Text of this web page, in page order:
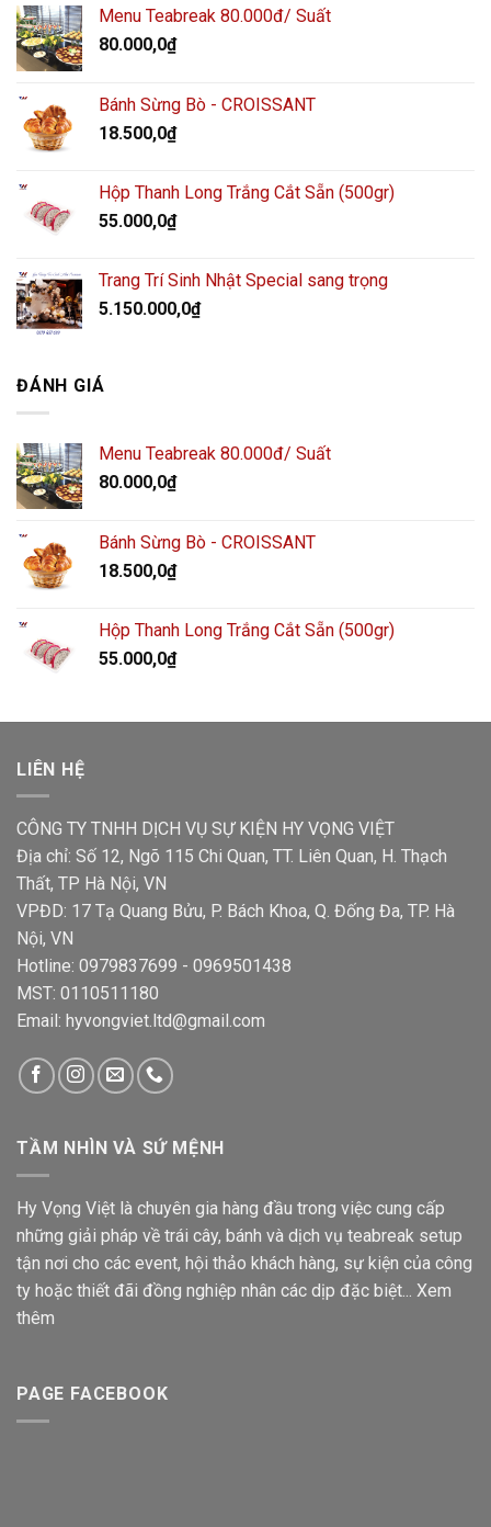
Menu Teabreak 80.000đ/ Suất
80.000,0₫
Bánh Sừng Bò - CROISSANT
18.500,0₫
Hộp Thanh Long Trắng Cắt Sẵn (500gr)
55.000,0₫
Trang Trí Sinh Nhật Special sang trọng
5.150.000,0₫
ĐÁNH GIÁ
Menu Teabreak 80.000đ/ Suất
80.000,0₫
Bánh Sừng Bò - CROISSANT
18.500,0₫
Hộp Thanh Long Trắng Cắt Sẵn (500gr)
55.000,0₫
LIÊN HỆ
CÔNG TY TNHH DỊCH VỤ SỰ KIỆN HY VỌNG VIỆT
Địa chỉ: Số 12, Ngõ 115 Chi Quan, TT. Liên Quan, H. Thạch
Thất, TP Hà Nội, VN
VPĐD: 17 Tạ Quang Bửu, P. Bách Khoa, Q. Đống Đa, TP. Hà
Nội, VN
Hotline: 0979837699 - 0969501438
MST: 0110511180
Email: hyvongviet.ltd@gmail.com
TẦM NHÌN VÀ SỨ MỆNH
Hy Vọng Việt là chuyên gia hàng đầu trong việc cung cấp
những giải pháp về trái cây, bánh và dịch vụ teabreak setup
tận nơi cho các event, hội thảo khách hàng, sự kiện của công
ty hoặc thiết đãi đồng nghiệp nhân các dịp đặc biệt... Xem
thêm
PAGE FACEBOOK